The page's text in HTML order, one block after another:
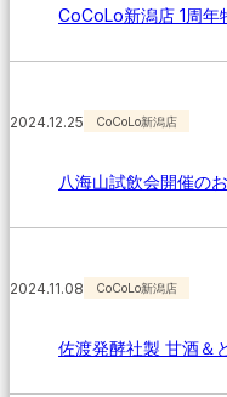
CoCoLo新潟店 1周年
2024.12.25 CoCoLo新潟店
八海山試飲会開催の
2024.11.08 CoCoLo新潟店
佐渡発酵社製 甘酒＆